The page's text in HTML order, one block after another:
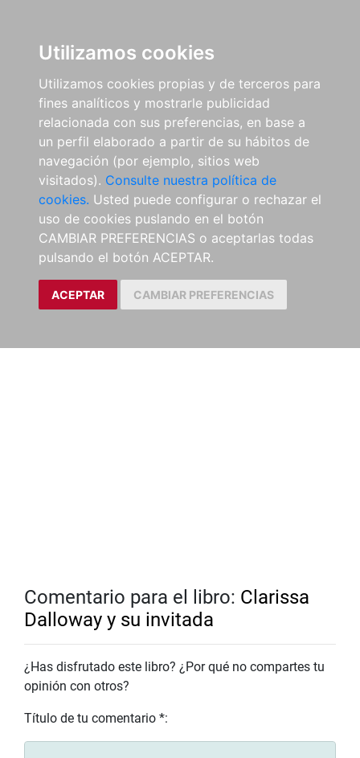
Utilizamos cookies
Utilizamos cookies propias y de terceros para
fines analíticos y mostrarle publicidad
relacionada con sus preferencias, en base a
un perfil elaborado a partir de su hábitos de
navegación (por ejemplo, sitios web
visitados). Consulte nuestra política de
cookies. Usted puede configurar o rechazar el
uso de cookies puslando en el botón
CAMBIAR PREFERENCIAS o aceptarlas todas
pulsando el botón ACEPTAR.
ACEPTAR CAMBIAR PREFERENCIAS
Comentario para el libro: Clarissa
Dalloway y su invitada
¿Has disfrutado este libro? ¿Por qué no compartes tu
opinión con otros?
Título de tu comentario *: